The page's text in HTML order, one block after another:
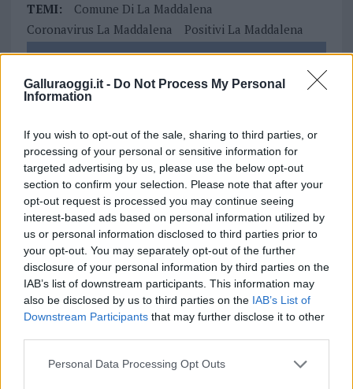
Galluraoggi.it - Do Not Process My Personal
Information
If you wish to opt-out of the sale, sharing to third parties, or
processing of your personal or sensitive information for
targeted advertising by us, please use the below opt-out
section to confirm your selection. Please note that after your
opt-out request is processed you may continue seeing
interest-based ads based on personal information utilized by
us or personal information disclosed to third parties prior to
your opt-out. You may separately opt-out of the further
disclosure of your personal information by third parties on the
IAB’s list of downstream participants. This information may
also be disclosed by us to third parties on the IAB’s List of
Downstream Participants that may further disclose it to other
Please note that this website/app uses one or more Google
Personal Data Processing Opt Outs
TEMI:
Comune Di La Maddalena
Coronavirus La Maddalena
Positivi La Maddalena
Entra nel canale telegram di
Inviaci le tue segnalazioni,
i tuoi video e le tue foto
Su WhatsApp al numero +39
345 356 7512
Ricevi le nostre ultime news